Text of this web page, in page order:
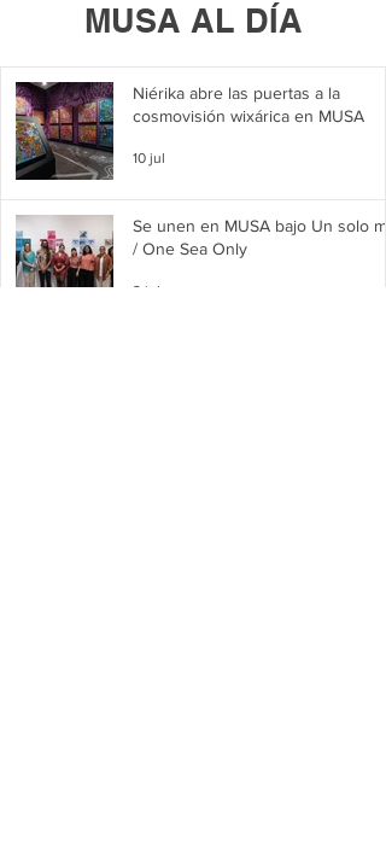
MUSA AL DÍA
Niérika abre las puertas a la
cosmovisión wixárica en MUSA
10 jul
Se unen en MUSA bajo Un solo
/ One Sea Only
2 jul